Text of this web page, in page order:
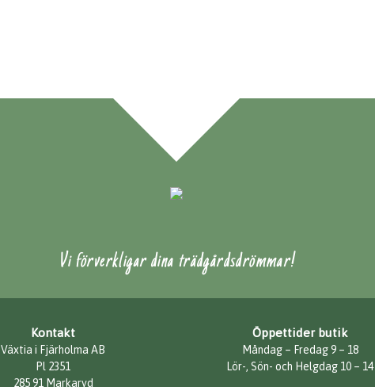
Vi förverkligar dina trädgårdsdrömmar!
Kontakt
Växtia i Fjärholma AB
Pl 2351
285 91 Markaryd
Öppettider butik
Måndag – Fredag 9 – 18
Lör-, Sön- och Helgdag 10 – 14